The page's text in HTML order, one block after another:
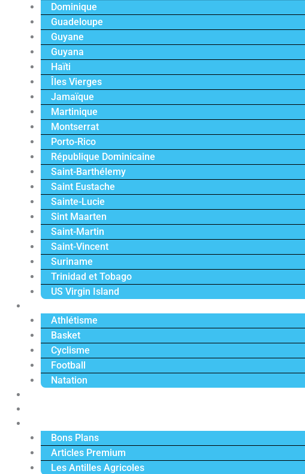
Dominique
Guadeloupe
Guyane
Guyana
Haïti
Îles Vierges
Jamaïque
Martinique
Montserrat
Porto-Rico
République Dominicaine
Saint-Barthélemy
Saint Eustache
Sainte-Lucie
Sint Maarten
Saint-Martin
Saint-Vincent
Suriname
Trinidad et Tobago
US Virgin Island
Athlétisme
Basket
Cyclisme
Football
Natation
Bons Plans
Articles Premium
Les Antilles Agricoles